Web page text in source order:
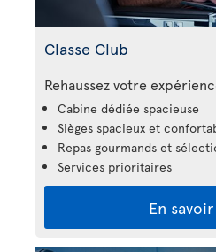
Classe Club
Rehaussez votre
Cabine dédiée spacieuse
Sièges spacieux et
Repas gourmands et
Services prioritaires
En